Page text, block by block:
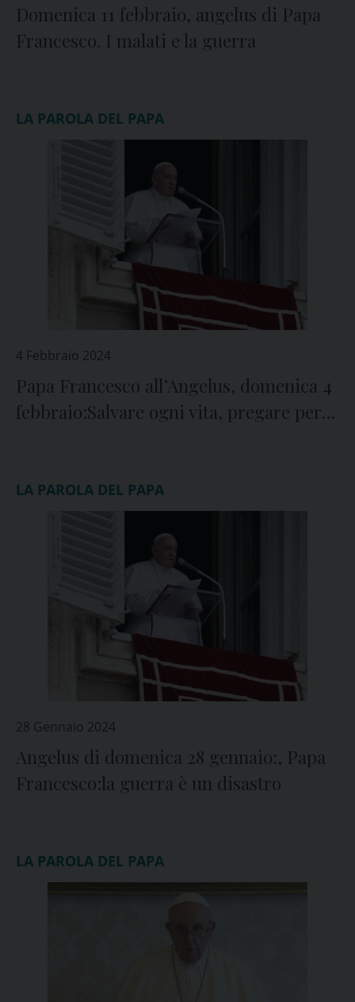
Domenica 11 febbraio, angelus di Papa
Francesco. I malati e la guerra
LA PAROLA DEL PAPA
4 Febbraio 2024
Papa Francesco all’Angelus, domenica 4
febbraio:Salvare ogni vita, pregare per
LA PAROLA DEL PAPA
28 Gennaio 2024
Angelus di domenica 28 gennaio:, Papa
Francesco:la guerra è un disastro
LA PAROLA DEL PAPA